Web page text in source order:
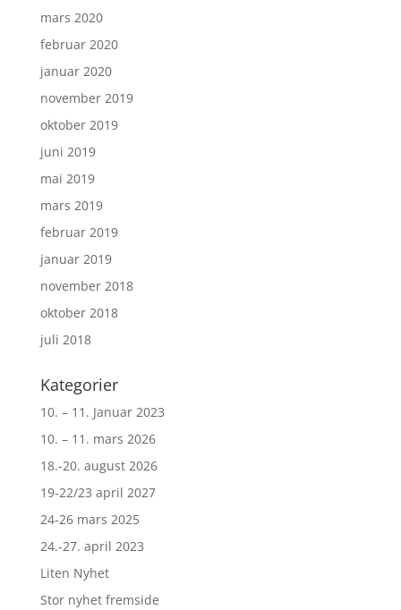
mars 2020
februar 2020
januar 2020
november 2019
oktober 2019
juni 2019
mai 2019
mars 2019
februar 2019
januar 2019
november 2018
oktober 2018
juli 2018
Kategorier
10. – 11. Januar 2023
10. – 11. mars 2026
18.-20. august 2026
19-22/23 april 2027
24-26 mars 2025
24.-27. april 2023
Liten Nyhet
Stor nyhet fremside